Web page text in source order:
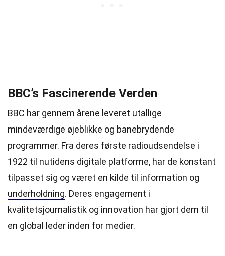
BBC’s Fascinerende Verden
BBC har gennem årene leveret utallige
mindeværdige øjeblikke og banebrydende
programmer. Fra deres første radioudsendelse i
1922 til nutidens digitale platforme, har de konstant
tilpasset sig og været en kilde til information og
underholdning. Deres engagement i
kvalitetsjournalistik og innovation har gjort dem til
en global leder inden for medier.